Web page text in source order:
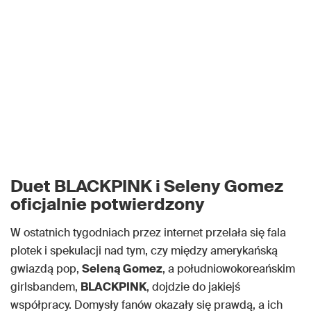
Duet BLACKPINK i Seleny Gomez
oficjalnie potwierdzony
W ostatnich tygodniach przez internet przelała się fala
plotek i spekulacji nad tym, czy między amerykańską
gwiazdą pop, Seleną Gomez, a południowokoreańskim
girlsbandem, BLACKPINK, dojdzie do jakiejś
współpracy. Domysły fanów okazały się prawdą, a ich